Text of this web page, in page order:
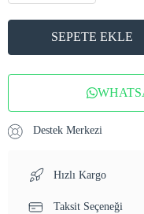
SEPETE EKLE
Destek Merkezi
Hızlı Kargo
Taksit Seçeneği